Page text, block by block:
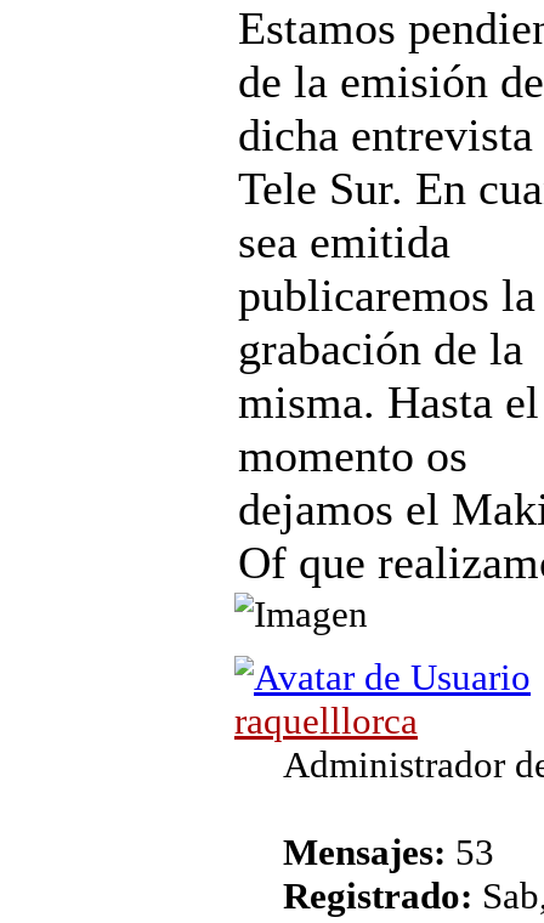
Estamos
de la emisión de
dicha entrevista
Tele Sur. En
sea emitida
publicaremos la
grabación de la
misma. Hasta el
momento os
dejamos el
Of que
raquelllorca
Administrador
Mensajes: 53
Registrado: